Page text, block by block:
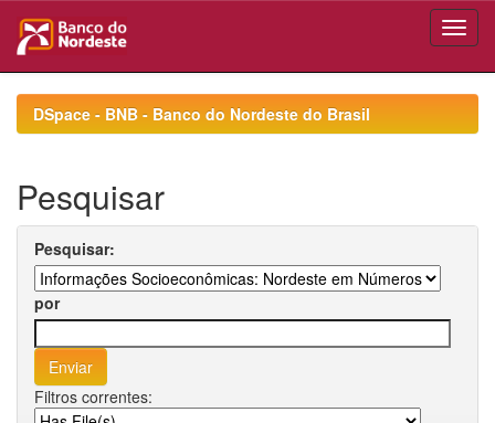
navigationDSpace - BNB - Banco do Nordeste do Brasil
Pesquisar
Pesquisar:
por
Filtros correntes: